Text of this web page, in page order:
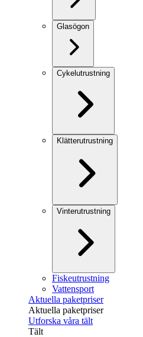
Glasögon
Cykelutrustning
Klätterutrustning
Vinterutrustning
Fiskeutrustning
Vattensport
Aktuella paketpriser
Aktuella paketpriser
Utforska våra tält
Tält